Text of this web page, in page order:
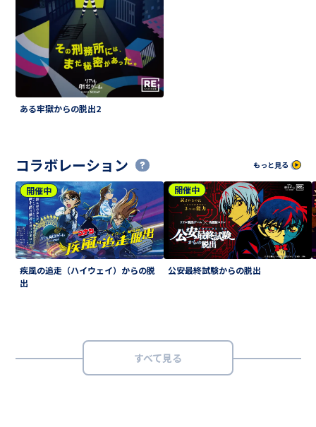
ある牢獄からの脱出2
コラボレーション
開催中
疾風の追走（ハイウェイ）からの脱
出
開催中
公安最終試験からの脱出
もっと見る
すべて見る